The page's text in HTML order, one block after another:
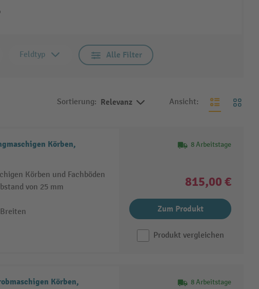
Feldtyp Alle Filter
Sortierung: Relevanz Ansicht:
Körben,
Körben und Fachböden
von 25 mm
8 Arbeitstage
815,00 €
Zum Produkt
Produkt vergleichen
Körben,
8 Arbeitstage